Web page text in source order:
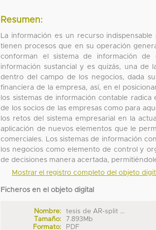
Resumen:
La información es un recurso
tienen procesos que en su operación
conforman el sistema de información
información sustancial y es quizás, una de
dentro del campo de los negocios, dada
financiera de la empresa, así, en el
los sistemas de información contable
de los socios de las empresas como para
los retos del sistema empresarial en la
aplicación de nuevos elementos que le
comerciales. Los sistemas de información
los negocios como elemento de control y
de decisiones manera acertada,
Mostrar el registro completo del objeto
Ficheros en el objeto digital
Nombre:
tesis de AR-split ...
Tamaño:
7.893Mb
Formato:
PDF